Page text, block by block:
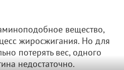
вещество,
жиросжигания. Но для
потерять вес, одного
недостаточно.